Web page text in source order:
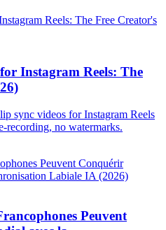
Instagram Reels: The
sync videos for Instagram Reels
no watermarks.
Peuvent